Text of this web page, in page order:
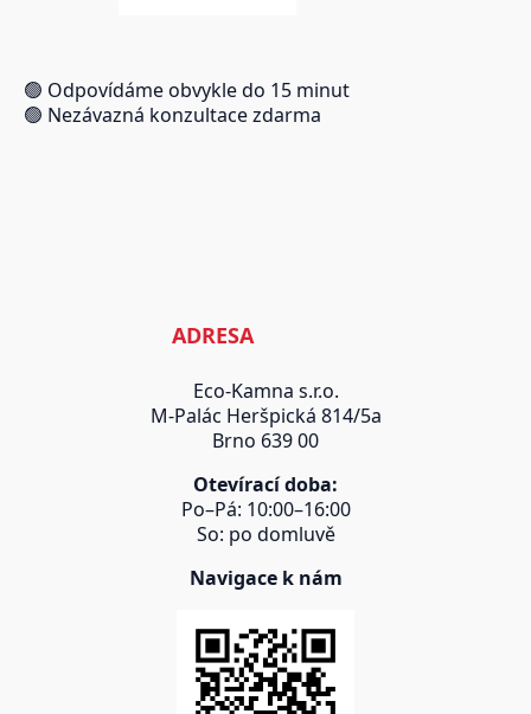
🟢 Odpovídáme obvykle do 15 minut
🟢 Nezávazná konzultace zdarma
ADRESA
Eco-Kamna s.r.o.
M-Palác Heršpická 814/5a
Brno 639 00
Otevírací doba:
Po–Pá: 10:00–16:00
So: po domluvě
Navigace k nám